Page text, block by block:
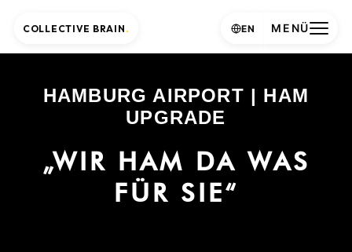
HAMBURG AIRPORT | HAM
UPGRADE
„WIR HAM DA WAS
FÜR SIE“
COLLECTIVE BRAIN . MENÜ
EN